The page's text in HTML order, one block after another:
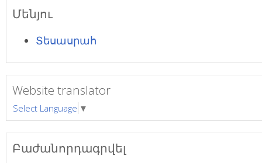
Մենյու
Տեսասրահ
Website translator
Select Language ▼
Բաժանորդագրվել